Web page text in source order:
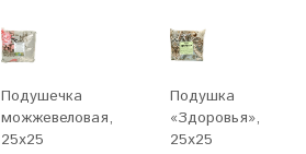
Подушечка
можжевеловая,
25x25
Подушка
«Здоровья»,
25x25